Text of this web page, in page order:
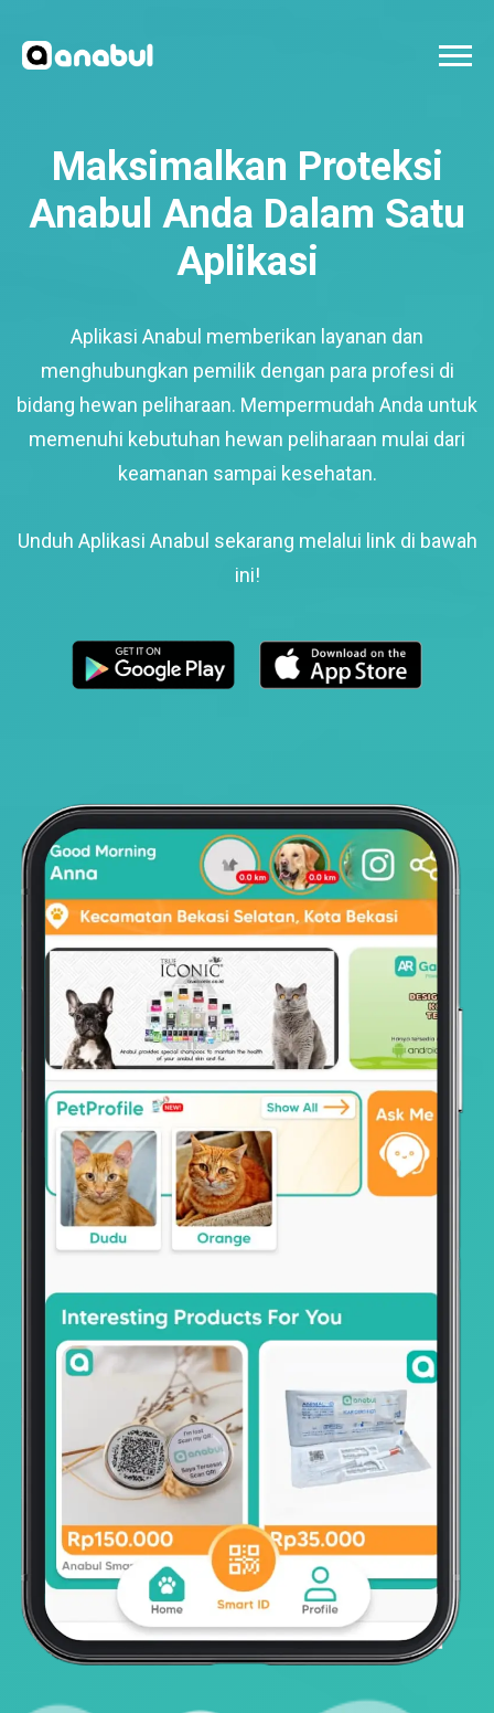
Maksimalkan Proteksi
Anabul Anda Dalam Satu
Aplikasi
Aplikasi Anabul memberikan layanan dan
menghubungkan pemilik dengan para profesi di
bidang hewan peliharaan. Mempermudah Anda untuk
memenuhi kebutuhan hewan peliharaan mulai dari
keamanan sampai kesehatan.
Unduh Aplikasi Anabul sekarang melalui link di bawah
ini!